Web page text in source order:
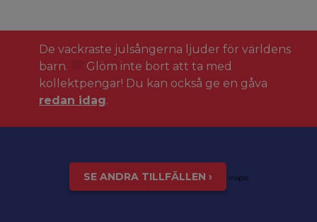
De vackraste julsångerna ljuder för världens
barn.
Glöm inte bort att ta med
kollektpengar! Du kan också ge en gåva
redan idag.
SE ANDRA TILLFÄLLEN › inspis